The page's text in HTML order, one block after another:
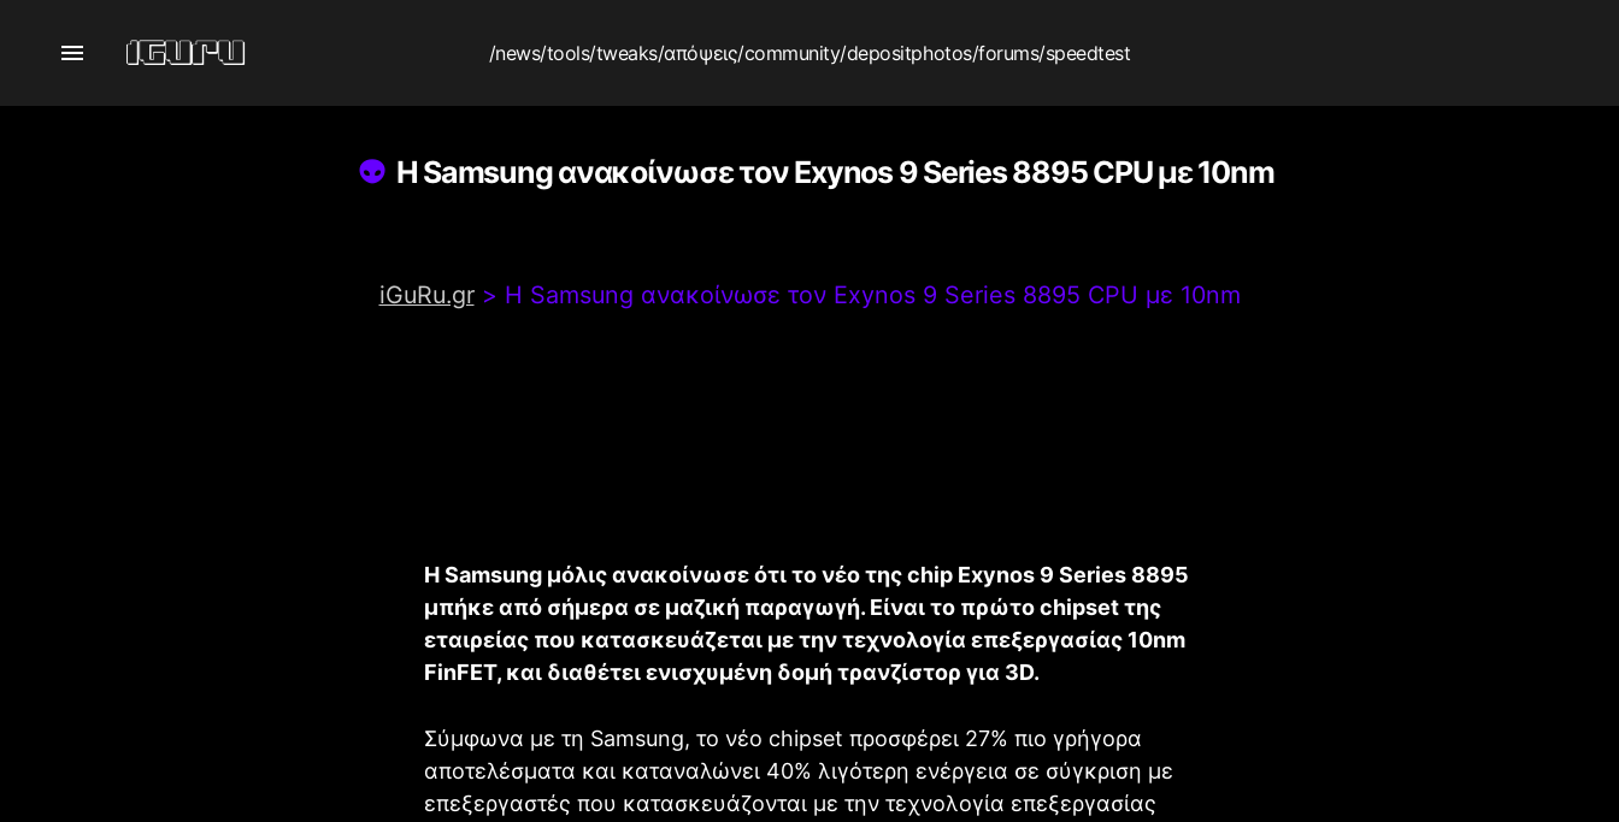
/news/tools/tweaks/απόψεις/community/depositphotos/forums/speedtest
Η Samsung ανακοίνωσε τον Exynos 9 Series 8895 CPU με 10nm
iGuRu.gr> Η Samsung ανακοίνωσε τον Exynos 9 Series 8895 CPU με 10nm
H Samsung μόλις ανακοίνωσε ότι το νέο της chip Exynos 9 Series 8895
μπήκε από σήμερα σε μαζική παραγωγή. Είναι το πρώτο chipset της
εταιρείας που κατασκευάζεται με την τεχνολογία επεξεργασίας 10nm
FinFET, και διαθέτει ενισχυμένη δομή τρανζίστορ για 3D.
Σύμφωνα με τη Samsung, το νέο chipset προσφέρει 27% πιο γρήγορα
αποτελέσματα και καταναλώνει 40% λιγότερη ενέργεια σε σύγκριση με
επεξεργαστές που κατασκευάζονται με την τεχνολογία επεξεργασίας